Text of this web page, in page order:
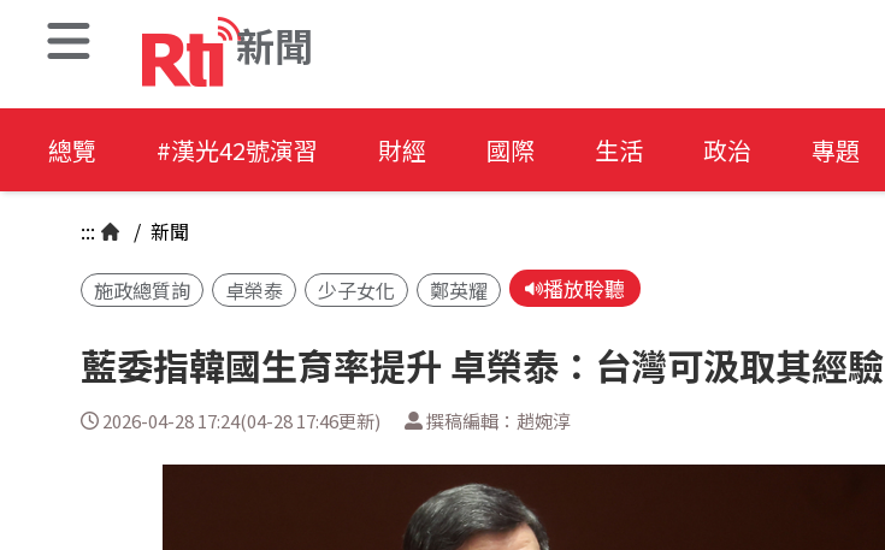
新聞
總覽 #漢光42號演習 財經 國際 生活 政治 專題
::: / 新聞
施政總質詢 卓榮泰 少子女化 鄭英耀 播放聆聽
藍委指韓國生育率提升 卓榮泰：台灣可汲取其經驗
2026-04-28 17:24(04-28 17:46更新) 撰稿編輯：趙婉淳